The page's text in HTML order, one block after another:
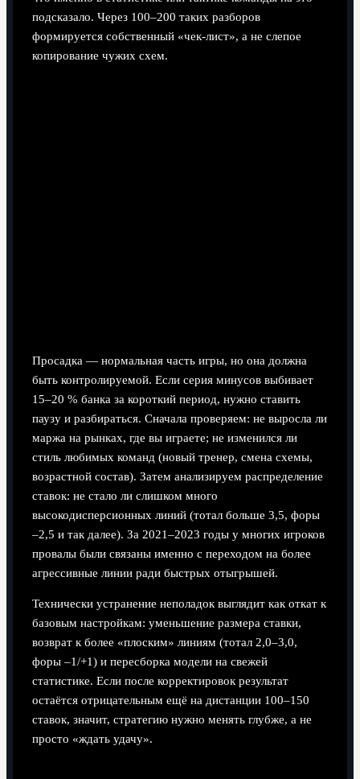
подсказало. Через 100–200 таких разборов
формируется собственный «чек‑лист», а не слепое
копирование чужих схем.
Просадка — нормальная часть игры, но она должна
быть контролируемой. Если серия минусов выбивает
15–20 % банка за короткий период, нужно ставить
паузу и разбираться. Сначала проверяем: не выросла ли
маржа на рынках, где вы играете; не изменился ли
стиль любимых команд (новый тренер, смена схемы,
возрастной состав). Затем анализируем распределение
ставок: не стало ли слишком много
высокодисперсионных линий (тотал больше 3,5, форы
–2,5 и так далее). За 2021–2023 годы у многих игроков
провалы были связаны именно с переходом на более
агрессивные линии ради быстрых отыгрышей.
Технически устранение неполадок выглядит как откат к
базовым настройкам: уменьшение размера ставки,
возврат к более «плоским» линиям (тотал 2,0–3,0,
форы –1/+1) и пересборка модели на свежей
статистике. Если после корректировок результат
остаётся отрицательным ещё на дистанции 100–150
ставок, значит, стратегию нужно менять глубже, а не
просто «ждать удачу».